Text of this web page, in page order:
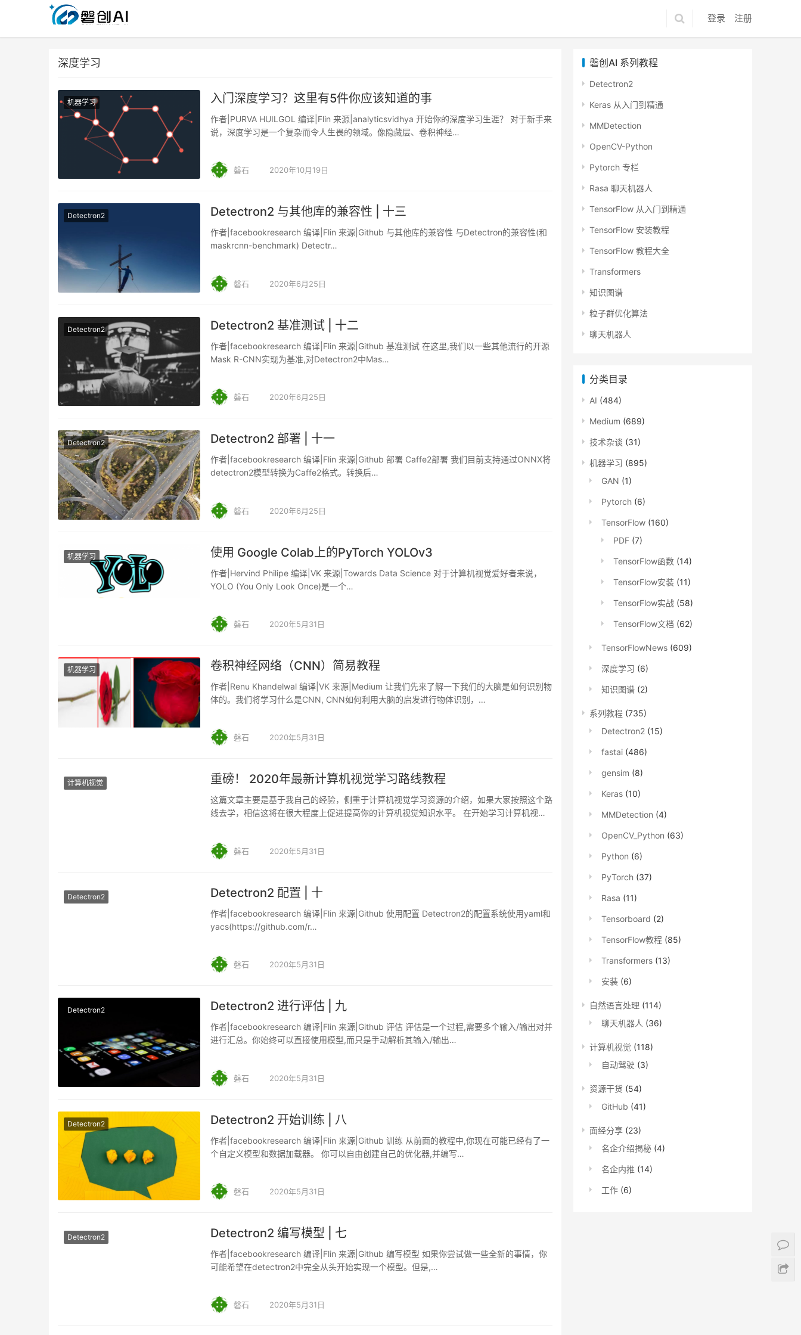
登录 注册
深度学习
机器学习 入门深度学习？这里有5件你应该知道的事
作者|PURVA HUILGOL 编译|Flin 来源|analyticsvidhya 开始你的深度学习生涯？ 对于新手来
说，深度学习是一个复杂而令人生畏的领域。像隐藏层、卷积神经…
磐石 2020年10月19日
Detectron2 Detectron2 与其他库的兼容性 | 十三
作者|facebookresearch 编译|Flin 来源|Github 与其他库的兼容性 与Detectron的兼容性(和
maskrcnn-benchmark) Detectr…
磐石 2020年6月25日
Detectron2 Detectron2 基准测试 | 十二
作者|facebookresearch 编译|Flin 来源|Github 基准测试 在这里,我们以一些其他流行的开源
Mask R-CNN实现为基准,对Detectron2中Mas…
磐石 2020年6月25日
Detectron2 Detectron2 部署 | 十一
作者|facebookresearch 编译|Flin 来源|Github 部署 Caffe2部署 我们目前支持通过ONNX将
detectron2模型转换为Caffe2格式。转换后…
磐石 2020年6月25日
机器学习 使用 Google Colab上的PyTorch YOLOv3
作者|Hervind Philipe 编译|VK 来源|Towards Data Science 对于计算机视觉爱好者来说，
YOLO (You Only Look Once)是一个…
磐石 2020年5月31日
机器学习 卷积神经网络（CNN）简易教程
作者|Renu Khandelwal 编译|VK 来源|Medium 让我们先来了解一下我们的大脑是如何识别物
体的。我们将学习什么是CNN, CNN如何利用大脑的启发进行物体识别，…
磐石 2020年5月31日
计算机视觉 重磅！ 2020年最新计算机视觉学习路线教程
这篇文章主要是基于我自己的经验，侧重于计算机视觉学习资源的介绍，如果大家按照这个路
线去学，相信这将在很大程度上促进提高你的计算机视觉知识水平。 在开始学习计算机视觉
磐石 2020年5月31日
Detectron2 Detectron2 配置 | 十
作者|facebookresearch 编译|Flin 来源|Github 使用配置 Detectron2的配置系统使用yaml和
yacs(https://github.com/r…
磐石 2020年5月31日
Detectron2 Detectron2 进行评估 | 九
作者|facebookresearch 编译|Flin 来源|Github 评估 评估是一个过程,需要多个输入/输出对并
进行汇总。你始终可以直接使用模型,而只是手动解析其输入/输出…
磐石 2020年5月31日
Detectron2 Detectron2 开始训练 | 八
作者|facebookresearch 编译|Flin 来源|Github 训练 从前面的教程中,你现在可能已经有了一
个自定义模型和数据加载器。 你可以自由创建自己的优化器,并编写…
磐石 2020年5月31日
Detectron2 Detectron2 编写模型 | 七
作者|facebookresearch 编译|Flin 来源|Github 编写模型 如果你尝试做一些全新的事情，你
可能希望在detectron2中完全从头开始实现一个模型。但是,…
磐石 2020年5月31日
磐创AI 系列教程
Detectron2
Keras 从入门到精通
MMDetection
OpenCV-Python
Pytorch 专栏
Rasa 聊天机器人
TensorFlow 从入门到精通
TensorFlow 安装教程
TensorFlow 教程大全
Transformers
知识图谱
粒子群优化算法
聊天机器人
分类目录
AI (484)
Medium (689)
技术杂谈 (31)
机器学习 (895)
GAN (1)
Pytorch (6)
TensorFlow (160)
PDF (7)
TensorFlow函数 (14)
TensorFlow安装 (11)
TensorFlow实战 (58)
TensorFlow文档 (62)
TensorFlowNews (609)
深度学习 (6)
知识图谱 (2)
系列教程 (735)
Detectron2 (15)
fastai (486)
gensim (8)
Keras (10)
MMDetection (4)
OpenCV_Python (63)
Python (6)
PyTorch (37)
Rasa (11)
Tensorboard (2)
TensorFlow教程 (85)
Transformers (13)
安装 (6)
自然语言处理 (114)
聊天机器人 (36)
计算机视觉 (118)
自动驾驶 (3)
资源干货 (54)
GitHub (41)
面经分享 (23)
名企介绍揭秘 (4)
名企内推 (14)
工作 (6)